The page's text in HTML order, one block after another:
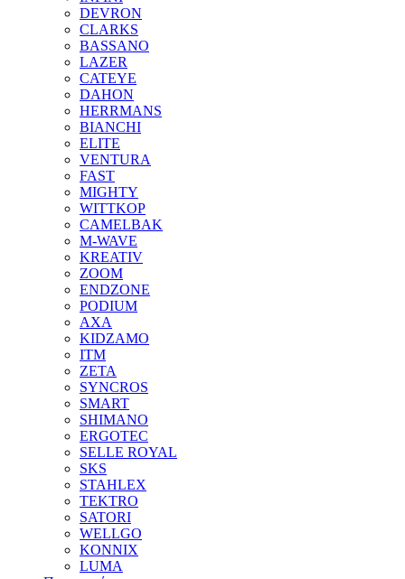
DEVRON
CLARKS
BASSANO
LAZER
CATEYE
DAHON
HERRMANS
BIANCHI
ELITE
VENTURA
FAST
MIGHTY
WITTKOP
CAMELBAK
M-WAVE
KREATIV
ZOOM
ENDZONE
PODIUM
AXA
KIDZAMO
ITM
ZETA
SYNCROS
SMART
SHIMANO
ERGOTEC
SELLE ROYAL
SKS
STAHLEX
TEKTRO
SATORI
WELLGO
KONNIX
LUMA